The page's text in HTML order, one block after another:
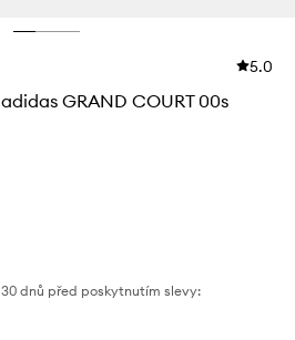
5.0
GRAND COURT 00s
dnů před poskytnutím slevy: